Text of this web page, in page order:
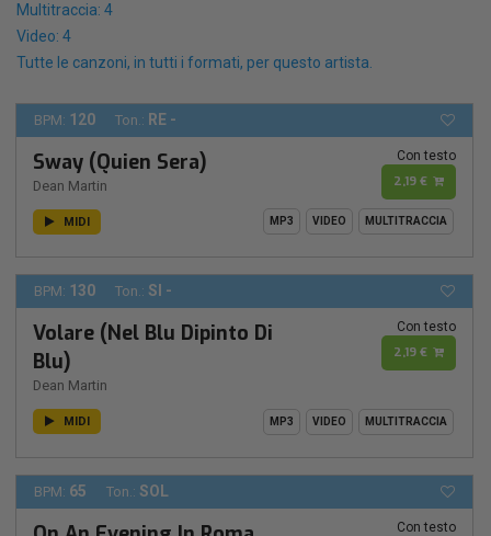
Multitraccia: 4
Video: 4
Tutte le canzoni, in tutti i formati, per questo artista.
BPM: 120 Ton.: RE -
Sway (Quien Sera)
Dean Martin
Con testo
2,19 €
MIDI MP3 VIDEO MULTITRACCIA
BPM: 130 Ton.: SI -
Volare (Nel Blu Dipinto Di
Blu)
Dean Martin
Con testo
2,19 €
MIDI MP3 VIDEO MULTITRACCIA
BPM: 65 Ton.: SOL
Con testo